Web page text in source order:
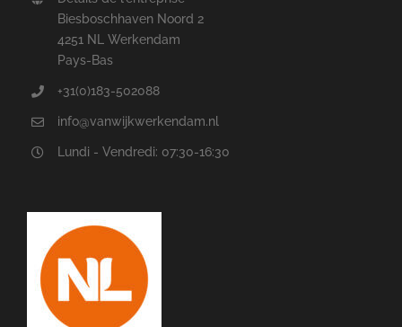
Biesboschhaven Noord 2
4251 NL Werkendam
Pays-Bas
+31(0)183-502088
info@vanwijkwerkendam.nl
Lundi - Vendredi: 07:30-16:30